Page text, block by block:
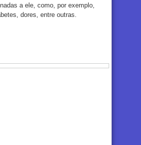
a ele, como, por exemplo,
dores, entre outras.